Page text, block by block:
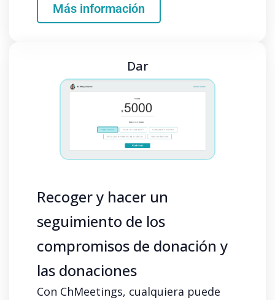
Más información
Dar
Recoger y hacer un
seguimiento de los
compromisos de donación y
las donaciones
Con ChMeetings, cualquiera puede